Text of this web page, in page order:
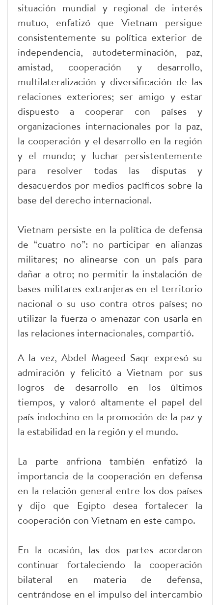
situación mundial y regional de interés
mutuo, enfatizó que Vietnam persigue
consistentemente su política exterior de
independencia, autodeterminación, paz,
amistad, cooperación y desarrollo,
multilateralización y diversificación de las
relaciones exteriores; ser amigo y estar
dispuesto a cooperar con países y
organizaciones internacionales por la paz,
la cooperación y el desarrollo en la región
y el mundo; y luchar persistentemente
para resolver todas las disputas y
desacuerdos por medios pacíficos sobre la
base del derecho internacional.
Vietnam persiste en la política de defensa
de “cuatro no”: no participar en alianzas
militares; no alinearse con un país para
dañar a otro; no permitir la instalación de
bases militares extranjeras en el territorio
nacional o su uso contra otros países; no
utilizar la fuerza o amenazar con usarla en
las relaciones internacionales, compartió.
A la vez, Abdel Mageed Saqr expresó su
admiración y felicitó a Vietnam por sus
logros de desarrollo en los últimos
tiempos, y valoró altamente el papel del
país indochino en la promoción de la paz y
la estabilidad en la región y el mundo.
La parte anfriona también enfatizó la
importancia de la cooperación en defensa
en la relación general entre los dos países
y dijo que Egipto desea fortalecer la
cooperación con Vietnam en este campo.
En la ocasión, las dos partes acordaron
continuar fortaleciendo la cooperación
bilateral en materia de defensa,
centrándose en el impulso del intercambio